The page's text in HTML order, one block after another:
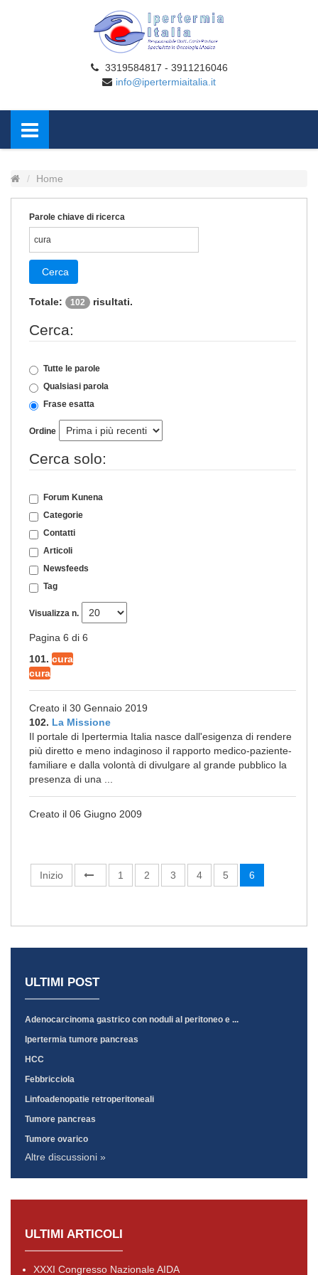
3319584817 - 3911216046
info@ipertermiaitalia.it
Home
Parole chiave di ricerca
Cerca
Totale: 102 risultati.
Cerca:
Tutte le parole
Qualsiasi parola
Frase esatta
Ordine
Cerca solo:
Forum Kunena
Categorie
Contatti
Articoli
Newsfeeds
Tag
Visualizza n.
Pagina 6 di 6
101. cura
cura
Creato il 30 Gennaio 2019
102. La Missione
Il portale di Ipertermia Italia nasce dall'esigenza di rendere
più diretto e meno indaginoso il rapporto medico-paziente-
familiare e dalla volontà di divulgare al grande pubblico la
presenza di una ...
Creato il 06 Giugno 2009
Inizio 1 2 3 4 5 6
ULTIMI POST
Adenocarcinoma gastrico con noduli al peritoneo e ...
Ipertermia tumore pancreas
HCC
Febbricciola
Linfoadenopatie retroperitoneali
Tumore pancreas
Tumore ovarico
Altre discussioni »
ULTIMI ARTICOLI
XXXI Congresso Nazionale AIDA